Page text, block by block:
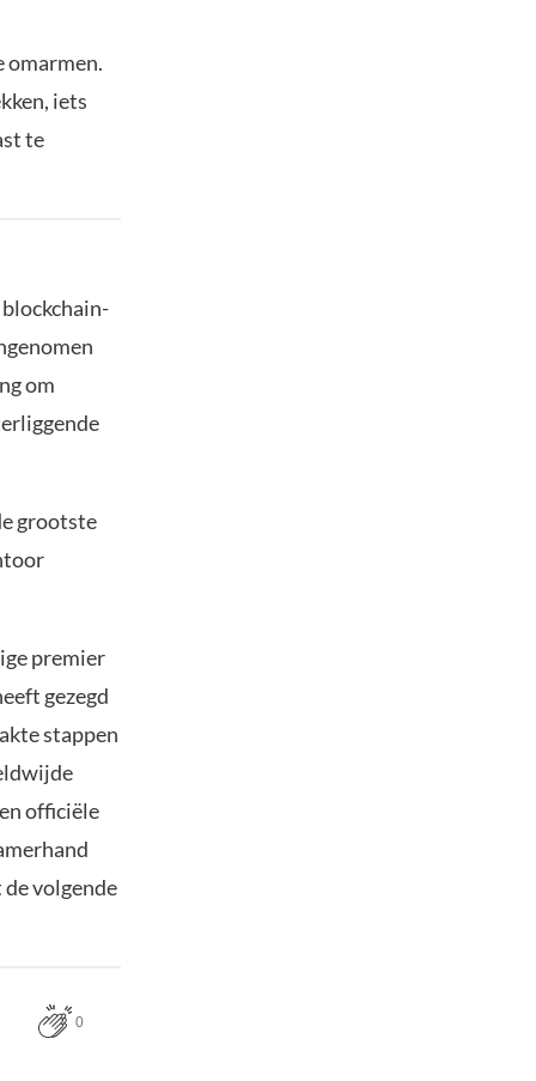
omarmen.
iets
te
om
grootste
premier
gezegd
stappen
officiële
volgende
0